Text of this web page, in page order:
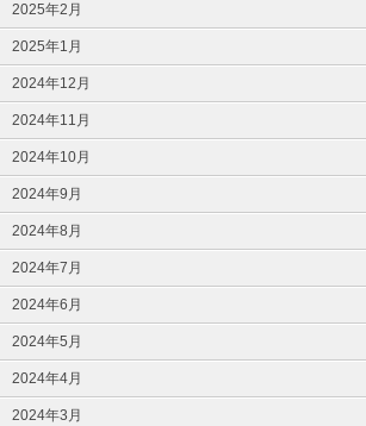
2025年2月
2025年1月
2024年12月
2024年11月
2024年10月
2024年9月
2024年8月
2024年7月
2024年6月
2024年5月
2024年4月
2024年3月